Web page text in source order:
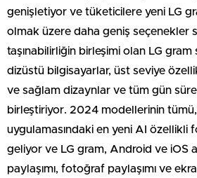
genişletiyor ve tüketicilere yeni LG
olmak üzere daha geniş seçenekler
taşınabilirliğin birleşimi olan LG
dizüstü bilgisayarlar, üst seviye
ve sağlam dizaynlar ve tüm gün
birleştiriyor. 2024 modellerinin
uygulamasındaki en yeni AI özellikli
geliyor ve LG gram, Android ve iOS
paylaşımı, fotoğraf paylaşımı ve